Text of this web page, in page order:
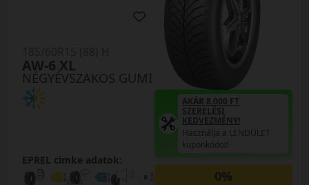
NÉGYÉVSZAKOS GUMI
AW-6 XL
EPREL cimke adatok:
AKÁR 8.000 FT
SZERELÉSI
KEDVEZMÉNY!
Használja a LENDÜLET
kuponkódot!
0%